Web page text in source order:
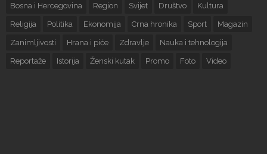
Bosna i Hercegovina Region Svijet Društvo Kultura
Religija Politika Ekonomija Crna hronika Sport Magazin
Zanimljivosti Hrana i piće Zdravlje Nauka i tehnologija
Reportaže Istorija Ženski kutak Promo Foto Video